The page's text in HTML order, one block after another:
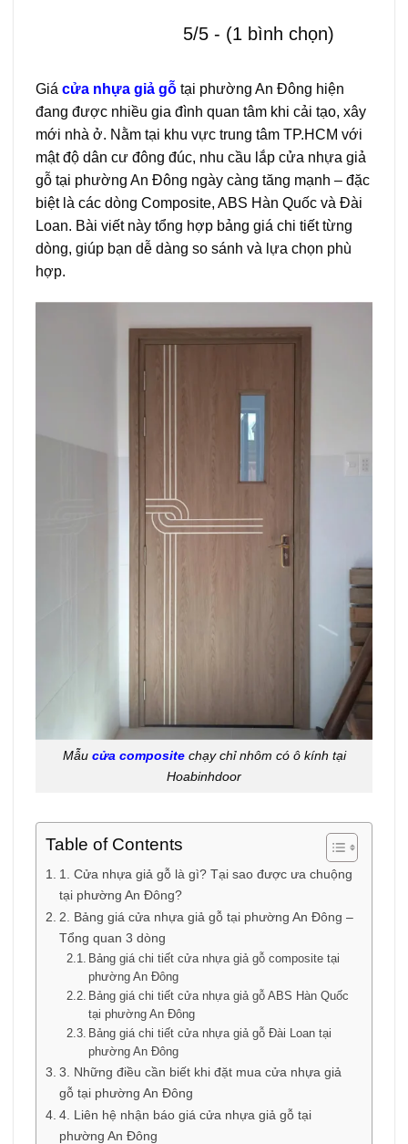
5/5 - (1 bình chọn)
Giá cửa nhựa giả gỗ tại phường An Đông hiện
đang được nhiều gia đình quan tâm khi cải tạo, xây
mới nhà ở. Nằm tại khu vực trung tâm TP.HCM với
mật độ dân cư đông đúc, nhu cầu lắp cửa nhựa giả
gỗ tại phường An Đông ngày càng tăng mạnh – đặc
biệt là các dòng Composite, ABS Hàn Quốc và Đài
Loan. Bài viết này tổng hợp bảng giá chi tiết từng
dòng, giúp bạn dễ dàng so sánh và lựa chọn phù
hợp.
Mẫu cửa compositechạy chỉ nhôm có ô kính tại
Hoabinhdoor
Table of Contents
1. Cửa nhựa giả gỗ là gì? Tại sao được ưa chuộng
tại phường An Đông?
2. Bảng giá cửa nhựa giả gỗ tại phường An Đông –
Tổng quan 3 dòng
Bảng giá chi tiết cửa nhựa giả gỗ composite tại
phường An Đông
Bảng giá chi tiết cửa nhựa giả gỗ ABS Hàn Quốc
tại phường An Đông
Bảng giá chi tiết cửa nhựa giả gỗ Đài Loan tại
phường An Đông
3. Những điều cần biết khi đặt mua cửa nhựa giả
gỗ tại phường An Đông
4. Liên hệ nhận báo giá cửa nhựa giả gỗ tại
phường An Đông